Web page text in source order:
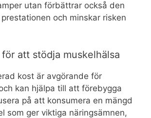
utan förbättrar också den
och minskar risken
att stödja muskelhälsa
kost är avgörande för
kan hjälpa till att förebygga
på att konsumera en mängd
som ger viktiga näringsämnen,